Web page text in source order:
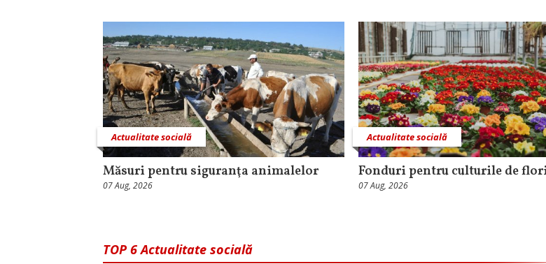
Actualitate socială
Măsuri pentru siguranţa animalelor
07 Aug, 2026
Actualitate socială
Fonduri pentru culturile de
07 Aug, 2026
TOP 6 Actualitate socială